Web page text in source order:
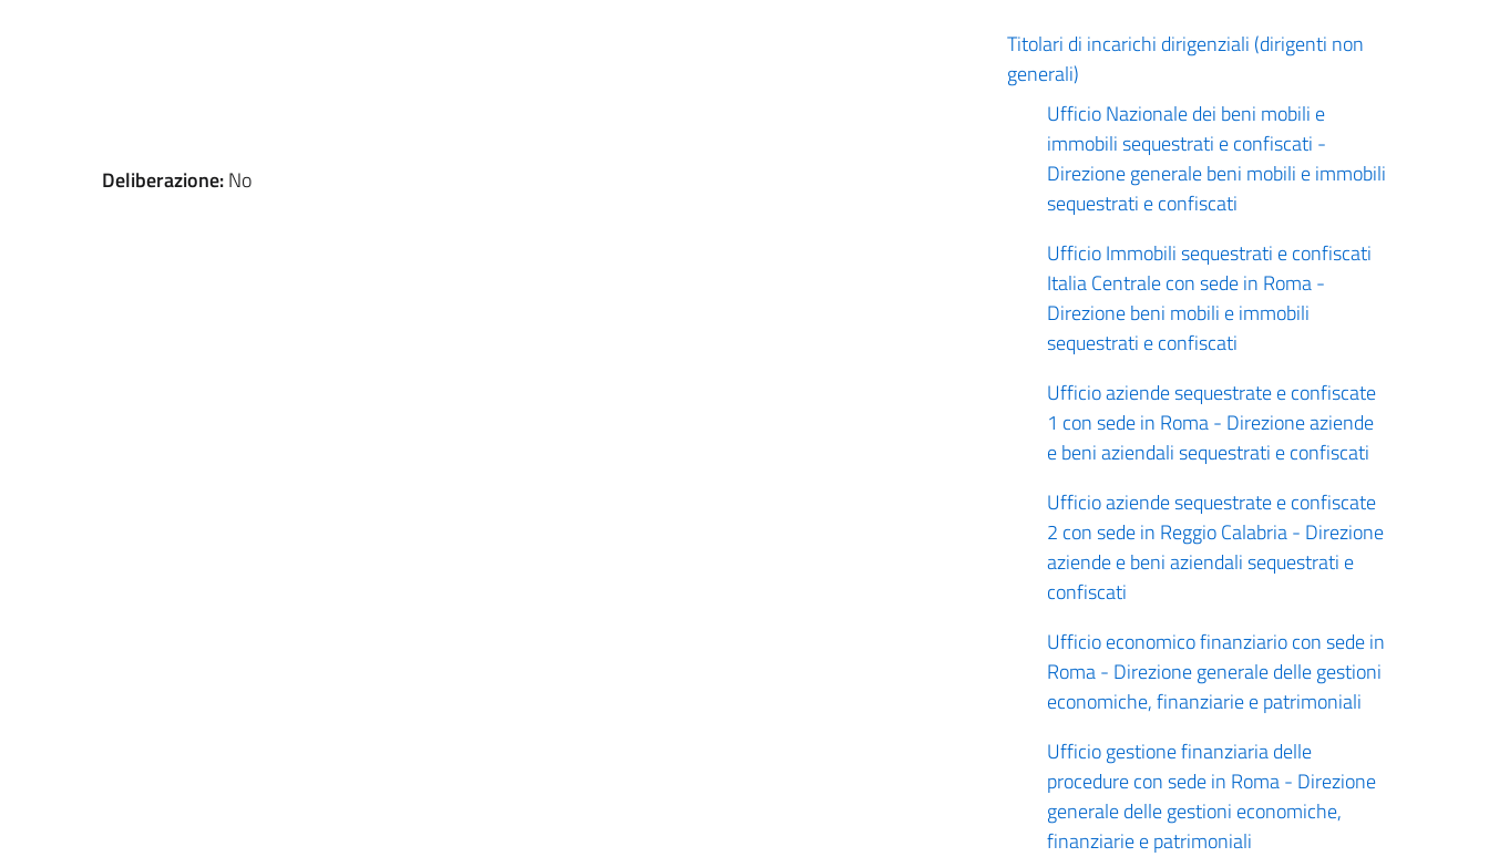
Deliberazione:No
Titolari di incarichi dirigenziali (dirigenti non
generali)
Ufficio Nazionale dei beni mobili e
immobili sequestrati e confiscati -
Direzione generale beni mobili e immobili
sequestrati e confiscati
Ufficio Immobili sequestrati e confiscati
Italia Centrale con sede in Roma -
Direzione beni mobili e immobili
sequestrati e confiscati
Ufficio aziende sequestrate e confiscate
1 con sede in Roma - Direzione aziende
e beni aziendali sequestrati e confiscati
Ufficio aziende sequestrate e confiscate
2 con sede in Reggio Calabria - Direzione
aziende e beni aziendali sequestrati e
confiscati
Ufficio economico finanziario con sede in
Roma - Direzione generale delle gestioni
economiche, finanziarie e patrimoniali
Ufficio gestione finanziaria delle
procedure con sede in Roma - Direzione
generale delle gestioni economiche,
finanziarie e patrimoniali